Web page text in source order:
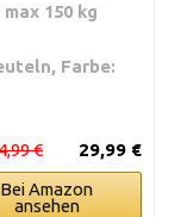
150 kg
Farbe:
29,99 €
€
Bei Amazon
ansehen